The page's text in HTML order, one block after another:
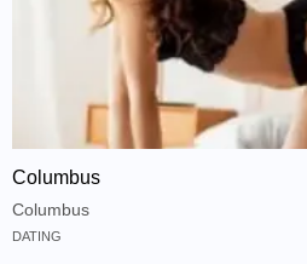
Columbus
Columbus
DATING